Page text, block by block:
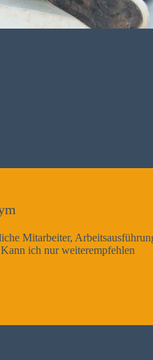
sehr gut und sehr